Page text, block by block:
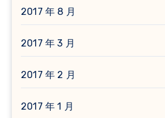
2017 年 8 月
2017 年 3 月
2017 年 2 月
2017 年 1 月